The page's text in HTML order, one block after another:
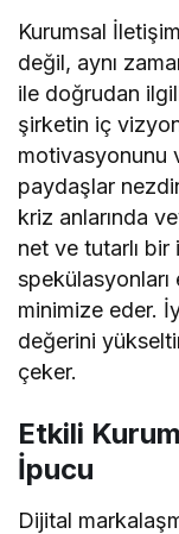
Kurumsal
değil, aynı
ile doğrudan
şirketin iç
motivasyonunu
paydaşlar
kriz anlarında
net ve tutarlı
spekülasyonları
minimize eder.
değerini
çeker.
Etkili
İpucu
Dijital